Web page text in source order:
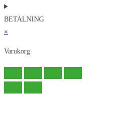
BETALNING
×
Varukorg